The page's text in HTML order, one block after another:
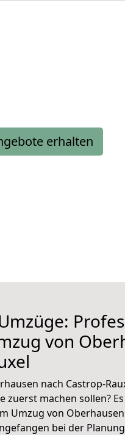
erhalten
von
nach Castrop-
zuerst machen sollen?
Umzug von
bei der